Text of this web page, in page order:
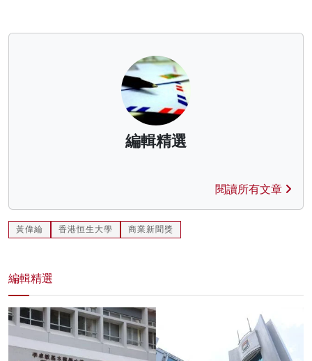
編輯精選
閱讀所有文章
黃偉綸 香港恒生大學 商業新聞獎
編輯精選